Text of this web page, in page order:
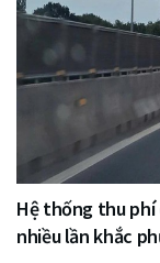
Hệ thống thu phí
nhiều lần khắc